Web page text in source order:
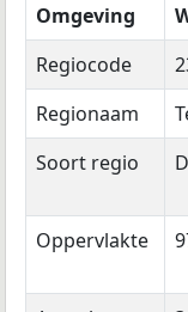
Omgeving
Regiocode
Regionaam
Soort regio
Oppervlakte